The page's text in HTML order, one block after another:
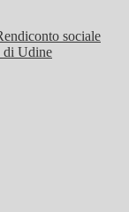
sociale
di Udine